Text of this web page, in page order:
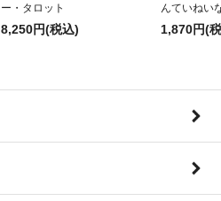
ー・タロット
8,250円(税込)
んていねい
1,870円(